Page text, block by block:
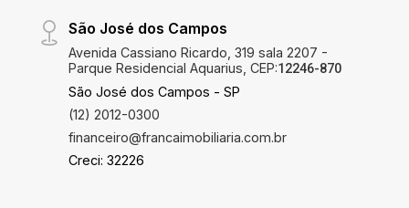
São José dos Campos
Avenida Cassiano Ricardo, 319 sala 2207 -
Parque Residencial Aquarius, CEP:12246-870
São José dos Campos - SP
(12) 2012-0300
financeiro@francaimobiliaria.com.br
Creci: 32226